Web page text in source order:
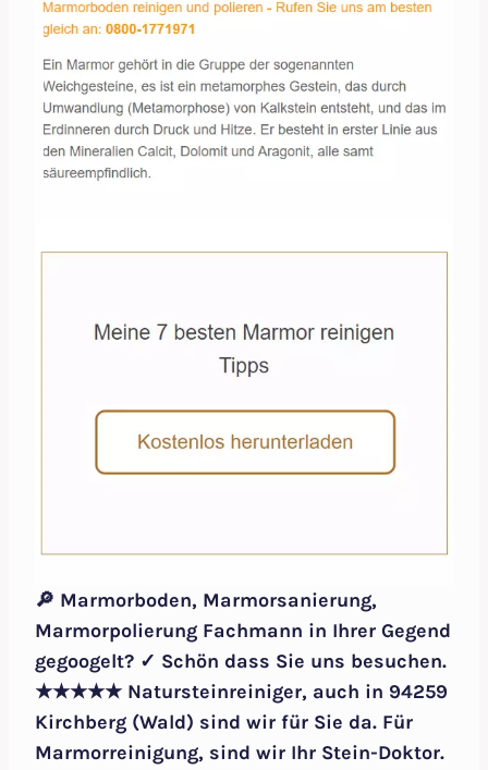
🔎 Marmorboden, Marmorsanierung,
Marmorpolierung Fachmann in Ihrer Gegend
gegoogelt? ✓ Schön dass Sie uns besuchen.
★★★★★ Natursteinreiniger, auch in 94259
Kirchberg (Wald) sind wir für Sie da. Für
Marmorreinigung, sind wir Ihr Stein-Doktor.